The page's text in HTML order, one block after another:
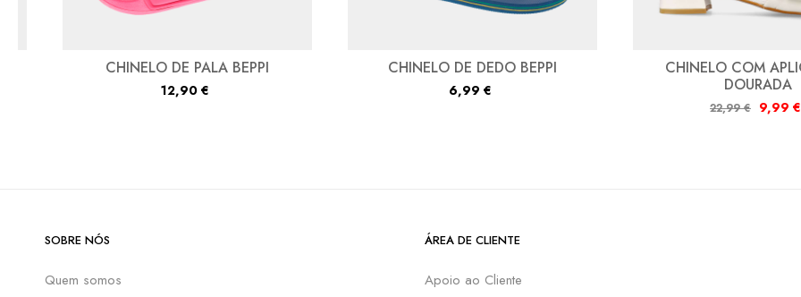
CHINELO DE PALA BEPPI
12,90 €
CHINELO DE DEDO BEPPI
6,99 €
CHINELO COM
DOURADA
22,99€ 9,99 €
SOBRE NÓS
Quem somos
ÁREA DE CLIENTE
Apoio ao Cliente